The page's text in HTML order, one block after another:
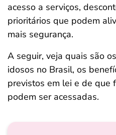
acesso a serviços,
prioritários que podem
mais segurança.
A seguir, veja quais são
idosos no Brasil, os
previstos em lei e de que
podem ser acessadas.